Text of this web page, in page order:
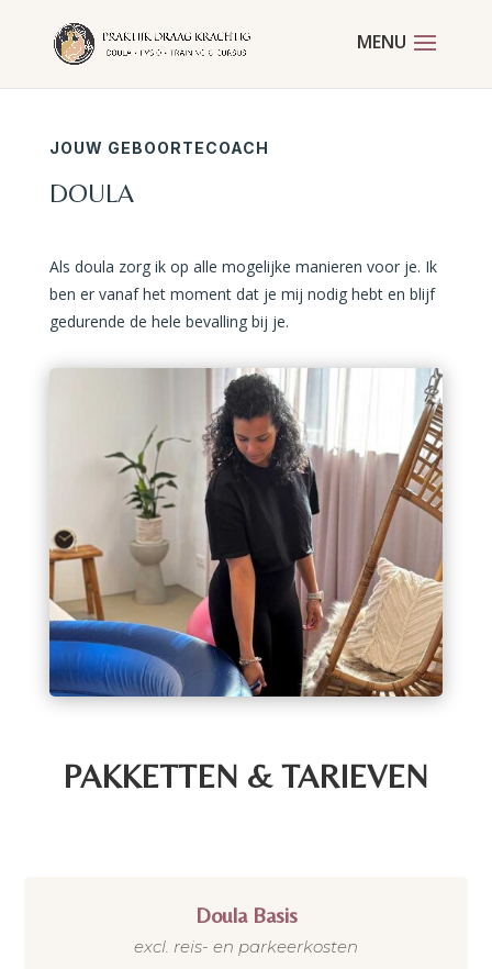
JOUW GEBOORTECOACH
DOULA
Als doula zorg ik op alle mogelijke manieren voor je. Ik
ben er vanaf het moment dat je mij nodig hebt en blijf
gedurende de hele bevalling bij je.
PAKKETTEN & TARIEVEN
Doula Basis
excl. reis- en parkeerkosten